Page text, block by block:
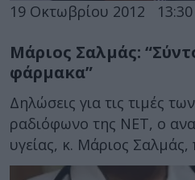
19 Οκτωβρίου 2012 13:30
Μάριος Σαλμάς:
φάρμακα”
Δηλώσεις για τις τιμές
ραδιόφωνο της ΝΕΤ, ο
υγείας, κ. Μάριος Σαλμάς,